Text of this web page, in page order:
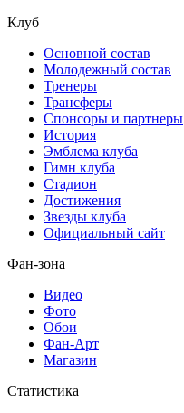
Клуб
Основной состав
Молодежный состав
Тренеры
Трансферы
Спонсоры и партнеры
История
Эмблема клуба
Гимн клуба
Стадион
Достижения
Звезды клуба
Официальный сайт
Фан-зона
Видео
Фото
Обои
Фан-Арт
Магазин
Статистика